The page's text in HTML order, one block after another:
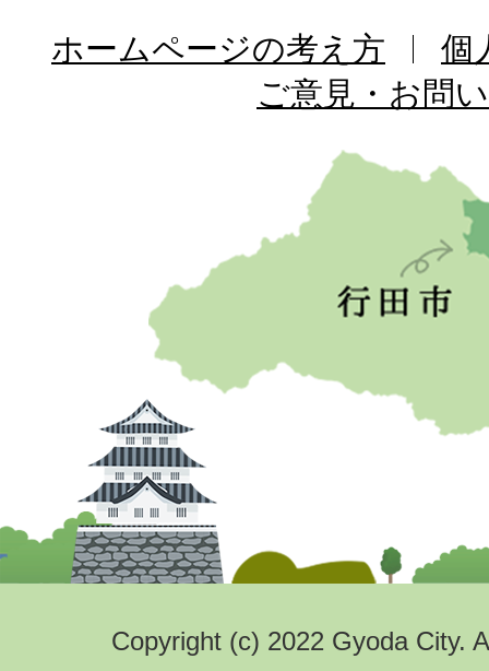
ホームページの考え方
個
ご意見・お問
Copyright (c) 2022 Gyoda City.